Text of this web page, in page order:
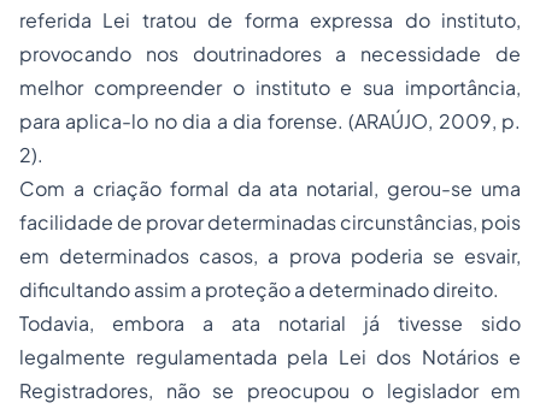
referida Lei tratou de forma expressa do instituto,
provocando nos doutrinadores a necessidade de
melhor compreender o instituto e sua importância,
para aplica-lo no dia a dia forense. (ARAÚJO, 2009, p.
2).
Com a criação formal da ata notarial, gerou-se uma
facilidade de provar determinadas circunstâncias, pois
em determinados casos, a prova poderia se esvair,
dificultando assim a proteção a determinado direito.
Todavia, embora a ata notarial já tivesse sido
legalmente regulamentada pela Lei dos Notários e
Registradores, não se preocupou o legislador em